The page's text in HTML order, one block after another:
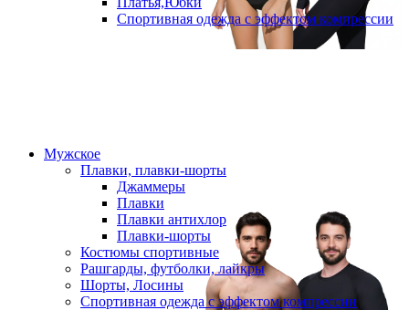
Спортивная одежда с эффектом компрессии
Мужское
Плавки, плавки-шорты
Джаммеры
Плавки
Плавки антихлор
Плавки-шорты
Костюмы спортивные
Рашгарды, футболки, лайкры
Шорты, Лосины
Спортивная одежда с эффектом компрессии